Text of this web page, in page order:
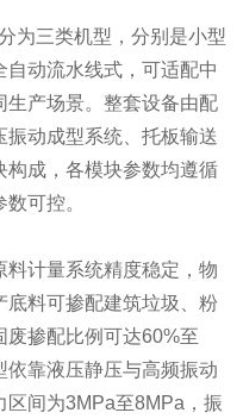
三类机型，分别是小型
动流水线式，可适配中
产场景。整套设备由配
动成型系统、托板输送
构成，各模块参数均遵循
可控。
计量系统精度稳定，物
料可掺配建筑垃圾、粉
掺配比例可达60%至
靠液压静压与高频振动
间为3MPa至8MPa，振